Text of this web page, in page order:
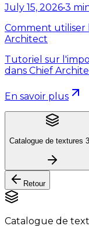
July 15, 2026•3
Comment utiliser
Architect
Tutoriel sur
dans Chief
En savoir plus
Catalogue de textures
Retour
Catalogue de